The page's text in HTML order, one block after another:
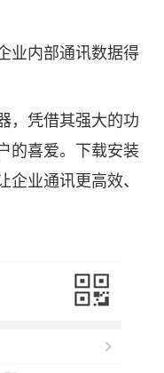
业内部通讯数据得
，凭借其强大的功
的喜爱。下载安装
企业通讯更高效、